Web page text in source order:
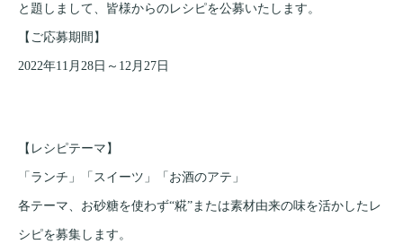
と題しまして、皆様からのレシピを公募いたします。
【ご応募期間】
2022年11月28日～12月27日
【レシピテーマ】
「ランチ」「スイーツ」「お酒のアテ」
各テーマ、お砂糖を使わず“糀”または素材由来の味を活かしたレ
シピを募集します。